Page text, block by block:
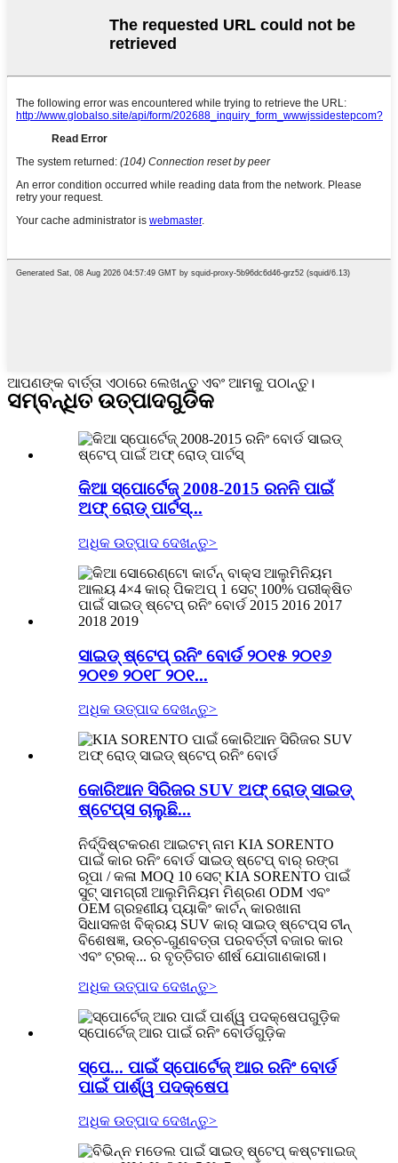
ଆପଣଙ୍କ ବାର୍ତ୍ତା ଏଠାରେ ଲେଖନ୍ତୁ ଏବଂ ଆମକୁ ପଠାନ୍ତୁ।
ସମ୍ବନ୍ଧିତ ଉତ୍ପାଦଗୁଡିକ
କିଆ ସ୍ପୋର୍ଟେଜ୍ 2008-2015 ରନନି ପାଇଁ
ଅଫ୍ ରୋଡ୍ ପାର୍ଟସ୍...
ଅଧିକ ଉତ୍ପାଦ ଦେଖନ୍ତୁ>
ସାଇଡ୍ ଷ୍ଟେପ୍ ରନିଂ ବୋର୍ଡ ୨୦୧୫ ୨୦୧୬
୨୦୧୭ ୨୦୧୮ ୨୦୧...
ଅଧିକ ଉତ୍ପାଦ ଦେଖନ୍ତୁ>
କୋରିଆନ ସିରିଜର SUV ଅଫ୍ ରୋଡ୍ ସାଇଡ୍
ଷ୍ଟେପ୍ସ ଚାଲୁଛି...
ନିର୍ଦ୍ଦିଷ୍ଟକରଣ ଆଇଟମ୍ ନାମ KIA SORENTO
ପାଇଁ କାର ରନିଂ ବୋର୍ଡ ସାଇଡ୍ ଷ୍ଟେପ୍ ବାର୍ ରଙ୍ଗ
ରୂପା / କଳା MOQ 10 ସେଟ୍ KIA SORENTO ପାଇଁ
ସୁଟ୍ ସାମଗ୍ରୀ ଆଲୁମିନିୟମ ମିଶ୍ରଣ ODM ଏବଂ
OEM ଗ୍ରହଣୀୟ ପ୍ୟାକିଂ କାର୍ଟନ୍ କାରଖାନା
ସିଧାସଳଖ ବିକ୍ରୟ SUV କାର୍ ସାଇଡ୍ ଷ୍ଟେପ୍ସ ଚୀନ୍
ବିଶେଷଜ୍ଞ, ଉଚ୍ଚ-ଗୁଣବତ୍ତା ପରବର୍ତ୍ତୀ ବଜାର କାର
ଏବଂ ଟ୍ରକ୍... ର ବୃତ୍ତିଗତ ଶୀର୍ଷ ଯୋଗାଣକାରୀ।
ଅଧିକ ଉତ୍ପାଦ ଦେଖନ୍ତୁ>
ସ୍ପେ... ପାଇଁ ସ୍ପୋର୍ଟେଜ୍ ଆର ରନିଂ ବୋର୍ଡ
ପାଇଁ ପାର୍ଶ୍ୱ ପଦକ୍ଷେପ
ଅଧିକ ଉତ୍ପାଦ ଦେଖନ୍ତୁ>